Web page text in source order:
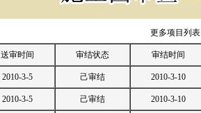
更多项目列表
送审时间 审结状态 审结时间
2010-3-5 己审结 2010-3-10
2010-3-5 己审结 2010-3-10